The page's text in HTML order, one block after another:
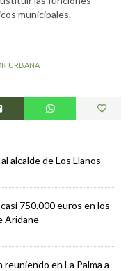
municipales.
URBANA
alcalde de Los Llanos
750.000 euros en los
Aridane
en La Palma a